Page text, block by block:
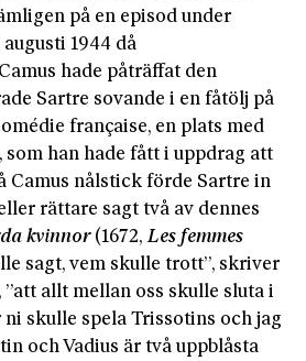
på en episod under
1944 då
hade påträffat den
Sartre sovande i en fåtölj på
française, en plats med
han hade fått i uppdrag att
Camus nålstick förde Sartre in
rättare sagt två av dennes
kvinnor (1672,Les femmes
sagt, vem skulle trott”, skriver
”att allt mellan oss skulle sluta i
skulle spela Trissotins och jag
och Vadius är två uppblåsta